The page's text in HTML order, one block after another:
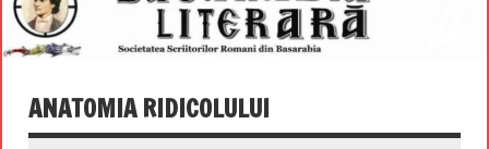
ANATOMIA RIDICOLULUI